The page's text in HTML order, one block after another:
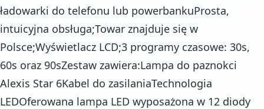
ładowarki do telefonu lub powerbankuProsta,
intuicyjna obsługa;Towar znajduje się w
Polsce;Wyświetlacz LCD;3 programy czasowe: 30s,
60s oraz 90sZestaw zawiera:Lampa do paznokci
Alexis Star 6Kabel do zasilaniaTechnologia
LEDOferowana lampa LED wyposażona w 12 diody